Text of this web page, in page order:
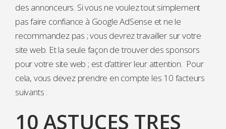
des annonceurs. Si vous ne voulez tout simplement
pas faire confiance à Google AdSense et ne le
recommandez pas ; vous devrez travailler sur votre
site web. Et la seule façon de trouver des sponsors
pour votre site web ; est d’attirer leur attention. Pour
cela, vous devez prendre en compte les 10 facteurs
suivants :
10 ASTUCES TRES